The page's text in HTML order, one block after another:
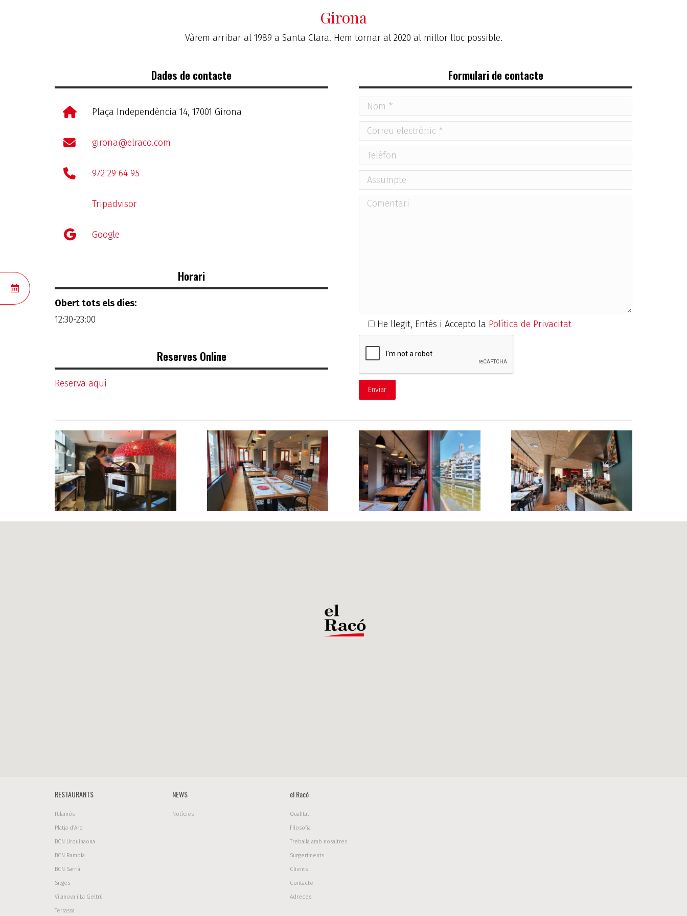
Girona
Vàrem arribar al 1989 a Santa Clara. Hem tornar al 2020 al millor lloc possible.
Dades de contacte
Plaça Independència 14, 17001 Girona
girona@elraco.com
972 29 64 95
Tripadvisor
Google
Horari
Obert tots els dies:
12:30-23:00
Reserves Online
Reserva aquí
Formulari de contacte
He llegit, Entès i Accepto la Política de Privacitat
RESTAURANTS
Palamós
Platja d’Aro
BCN Urquinaona
BCN Rambla
BCN Sarrià
Sitges
Vilanova i La Geltrú
Terrassa
NEWS
Notícies
el Racó
Qualitat
Filosofia
Treballa amb nosaltres
Suggeriments
Clients
Contacte
Adreces
RESERVAR